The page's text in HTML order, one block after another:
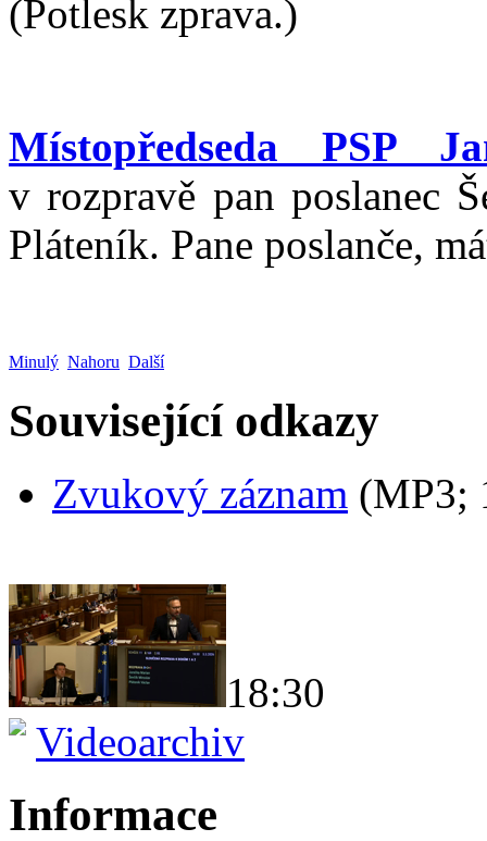
(Potlesk zprava.)
Místopředseda PSP
v rozpravě pan poslanec
Pláteník. Pane poslanče,
Minulý Nahoru Další
Související odkazy
Zvukový záznam (MP3;
18:30
Videoarchiv
Informace